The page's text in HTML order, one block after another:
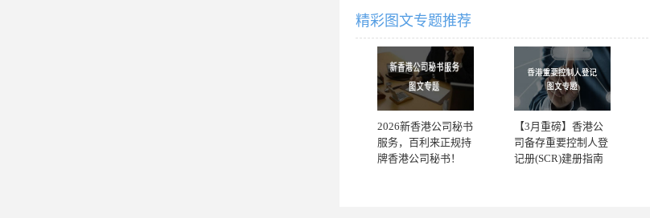
精彩图文专题推荐
2026新香港公司秘书
服务，百利来正规持
牌香港公司秘书！
【3月重磅】香港公
司备存重要控制人登
记册(SCR)建册指南